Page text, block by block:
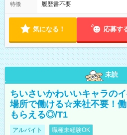
特徴 履歴書不要
気になる！ 応募す
未読
ちいさいかわいいキャラの
場所で働ける☆来社不要！
もらえる◎/T1
アルバイト 職種未経験OK